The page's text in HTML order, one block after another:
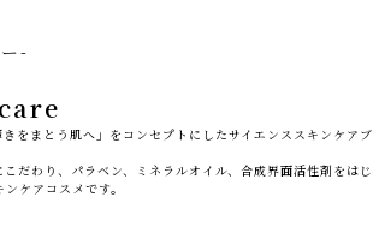
をまとう肌へ」をコンセプトにしたサイエンススキンケアブ
だわり、パラベン、ミネラルオイル、合成界面活性剤をはじ
ケアコスメです。